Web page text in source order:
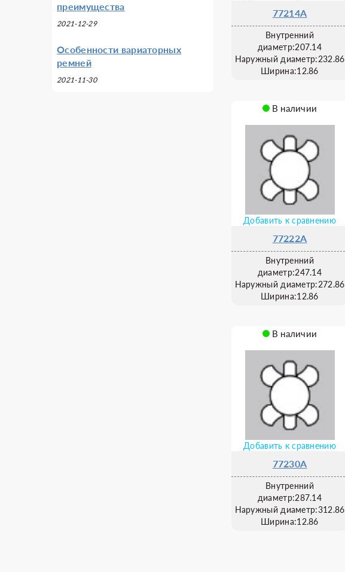
преимущества
2021-12-29
Особенности вариаторных
ремней
2021-11-30
77214A
Внутренний
диаметр:207.14
Наружный диаметр:232.86
Ширина:12.86
В наличии
Добавить к сравнению
77222A
Внутренний
диаметр:247.14
Наружный диаметр:272.86
Ширина:12.86
В наличии
Добавить к сравнению
77230A
Внутренний
диаметр:287.14
Наружный диаметр:312.86
Ширина:12.86